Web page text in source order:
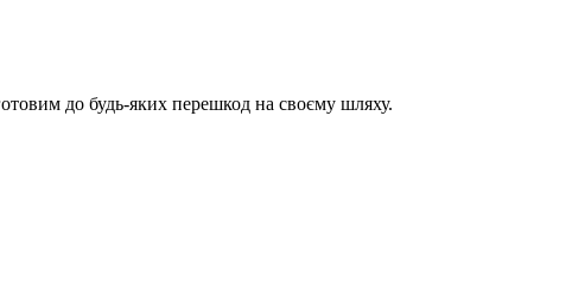
до будь-яких перешкод на своєму шляху.